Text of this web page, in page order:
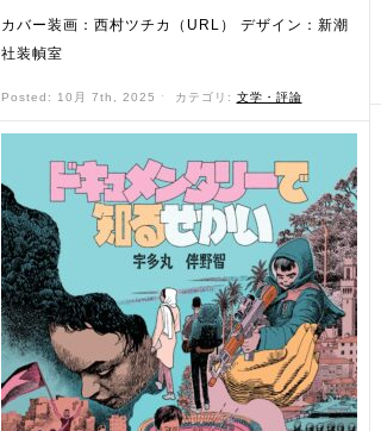
カバー装画：西村ツチカ（URL） デザイン：新潮
社装幀室
Posted: 10月 7th, 2025 ˑ カテゴリ: 文学・評論